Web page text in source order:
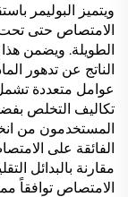
ويتميز البوليمر
الامتصاص حتى تحت
الطويلة. ويضمن
الناتج عن تدهور
عوامل متعددة تشمل
تكاليف التخلص
المستخدمون من
الفائقة على
مقارنة بالبدائل
الامتصاص توافقاً